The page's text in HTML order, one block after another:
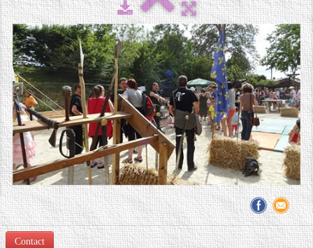
CONTACT
LOCATION DE COSTUMES
Contact